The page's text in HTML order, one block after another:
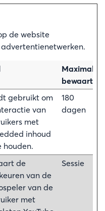
de website
Maximale
gebruikt om
van
met
inhoud
houden.
180
dagen
de
van de
van de
met
Sessie